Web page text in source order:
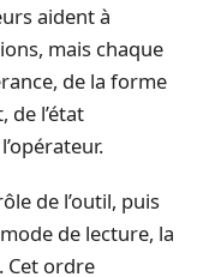
aident à
mais chaque
de la forme
de l’état
de l’outil, puis
de lecture, la
Cet ordre